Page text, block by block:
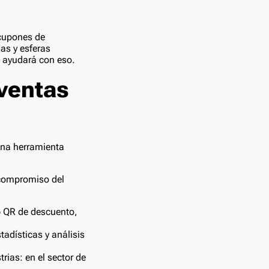
de
y esferas
con eso.
herramienta
del
de descuento,
y análisis
en el sector de